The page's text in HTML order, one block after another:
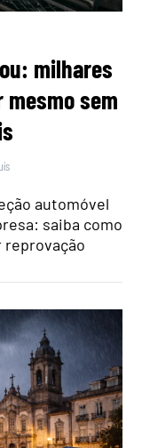
milhares
sem
automóvel
saiba como